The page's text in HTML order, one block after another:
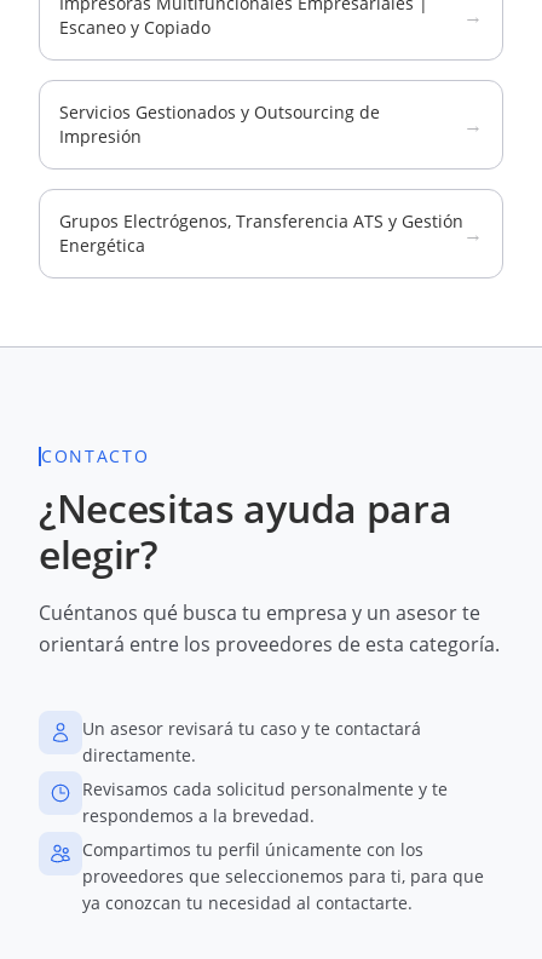
Escaneo y Copiado
→
Servicios Gestionados y Outsourcing de
Impresión
→
Grupos Electrógenos, Transferencia ATS y Gestión
Energética
→
CONTACTO
¿Necesitas ayuda para
elegir?
Cuéntanos qué busca tu empresa y un asesor te
orientará entre los proveedores de esta categoría.
Un asesor revisará tu caso y te contactará
directamente.
Revisamos cada solicitud personalmente y te
respondemos a la brevedad.
Compartimos tu perfil únicamente con los
proveedores que seleccionemos para ti, para que
ya conozcan tu necesidad al contactarte.